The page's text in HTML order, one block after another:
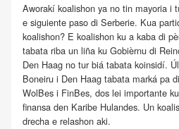
Aworakí koalishon ya no tin mayoria i
e siguiente paso di Serberie. Kua
koalishon? E koalishon ku a kaba di
tabata riba un liña ku Gobièrnu di
Den Haag no tur biá tabata koinsidí.
Boneiru i Den Haag tabata marká pa
WolBes i FinBes, dos lei importante
finansa den Karibe Hulandes. Un
drecha e relashon aki.